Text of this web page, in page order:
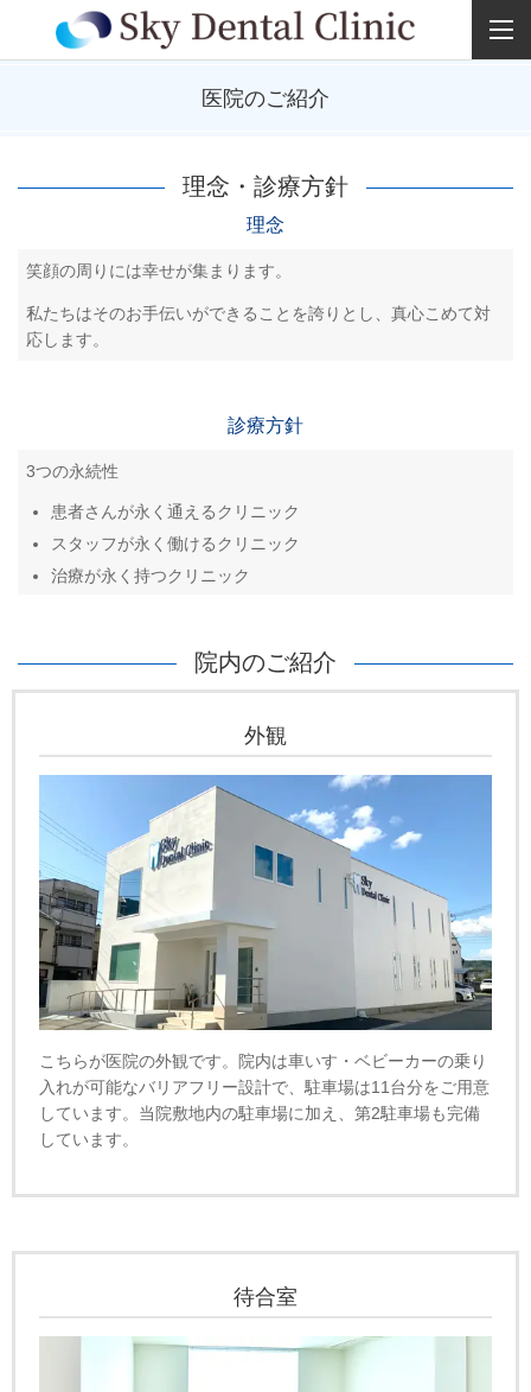
医院のご紹介
理念・診療方針
理念
笑顔の周りには幸せが集まります。
私たちはそのお手伝いができることを誇りとし、真心こめて対
応します。
診療方針
3つの永続性
患者さんが永く通えるクリニック
スタッフが永く働けるクリニック
治療が永く持つクリニック
院内のご紹介
外観
こちらが医院の外観です。院内は車いす・ベビーカーの乗り
入れが可能なバリアフリー設計で、駐車場は11台分をご用意
しています。当院敷地内の駐車場に加え、第2駐車場も完備
しています。
待合室